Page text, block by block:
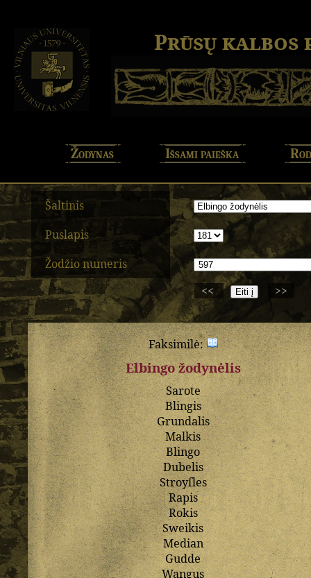
Prūsų kalbos
Žodynas Išsami paieška
Šaltinis
Puslapis
Žodžio numeris
<<
>>
Faksimilė:
Elbingo žodynėlis
Sarote
Blingis
Grundalis
Malkis
Blingo
Dubelis
Stroyſles
Rapis
Rokis
Sweikis
Median
Gudde
Wangus